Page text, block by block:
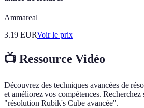
Ammareal
3.19 EURVoir le prix
📺 Ressource Vidéo
Découvrez des techniques avancées de
et améliorez vos compétences. Recherchez
"résolution Rubik's Cube avancée".